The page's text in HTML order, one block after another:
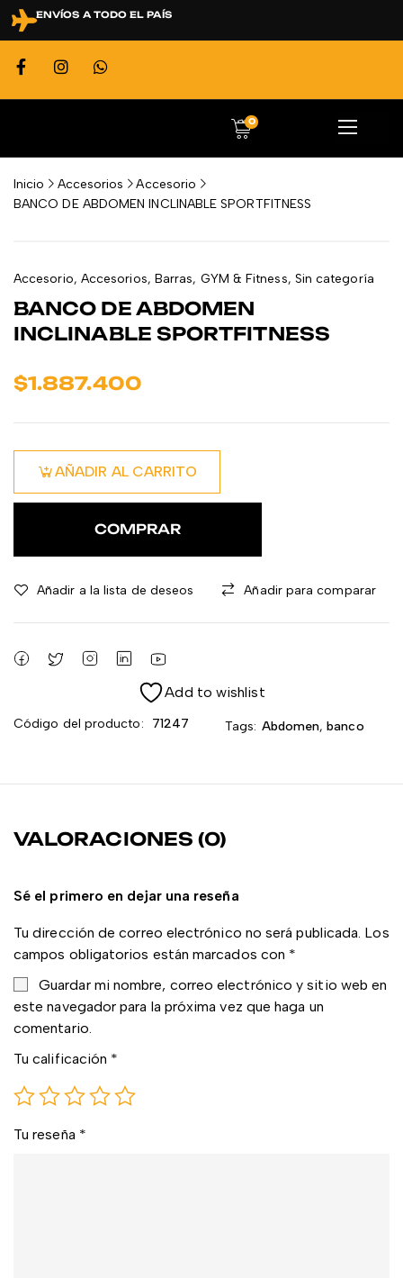
ENVÍOS A TODO EL PAÍS
0
Inicio Accesorios
Accesorio
BANCO DE ABDOMEN INCLINABLE SPORTFITNESS
Accesorio, Accesorios, Barras, GYM & Fitness, Sin categoría
BANCO DE ABDOMEN
INCLINABLE SPORTFITNESS
$1.887.400
AÑADIR AL CARRITO
COMPRAR
Añadir a la lista de deseos Añadir para comparar
Add to wishlist
Código del producto: 71247 Tags: Abdomen,banco
VALORACIONES (0)
Sé el primero en dejar una reseña
Tu dirección de correo electrónico no será publicada. Los
campos obligatorios están marcados con *
Guardar mi nombre, correo electrónico y sitio web en
este navegador para la próxima vez que haga un
comentario.
Tu calificación *
Tu reseña *